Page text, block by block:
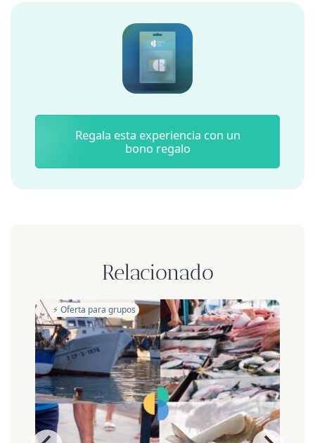
Regala esta experiencia con un
bono regalo
Relacionado
⚡️ Oferta para grupos